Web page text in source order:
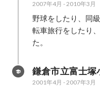
2007年4月 - 2010年3月
野球をしたり、同
転車旅行をしたり
た。
鎌倉市立富士塚
2001年4月 - 2007年3月